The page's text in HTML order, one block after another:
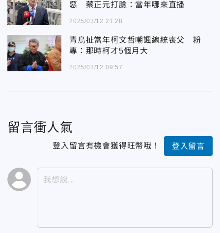
惡 蔡正元打臉：當年哪來直播
2025/03/12 21:28
青鳥扯當年柯文哲嘲諷總統喪父 粉
專：那時柯才5個月大
2025/03/12 09:57
留言衝人氣
登入留言有機會獲得旺幣哦！ 登入留言